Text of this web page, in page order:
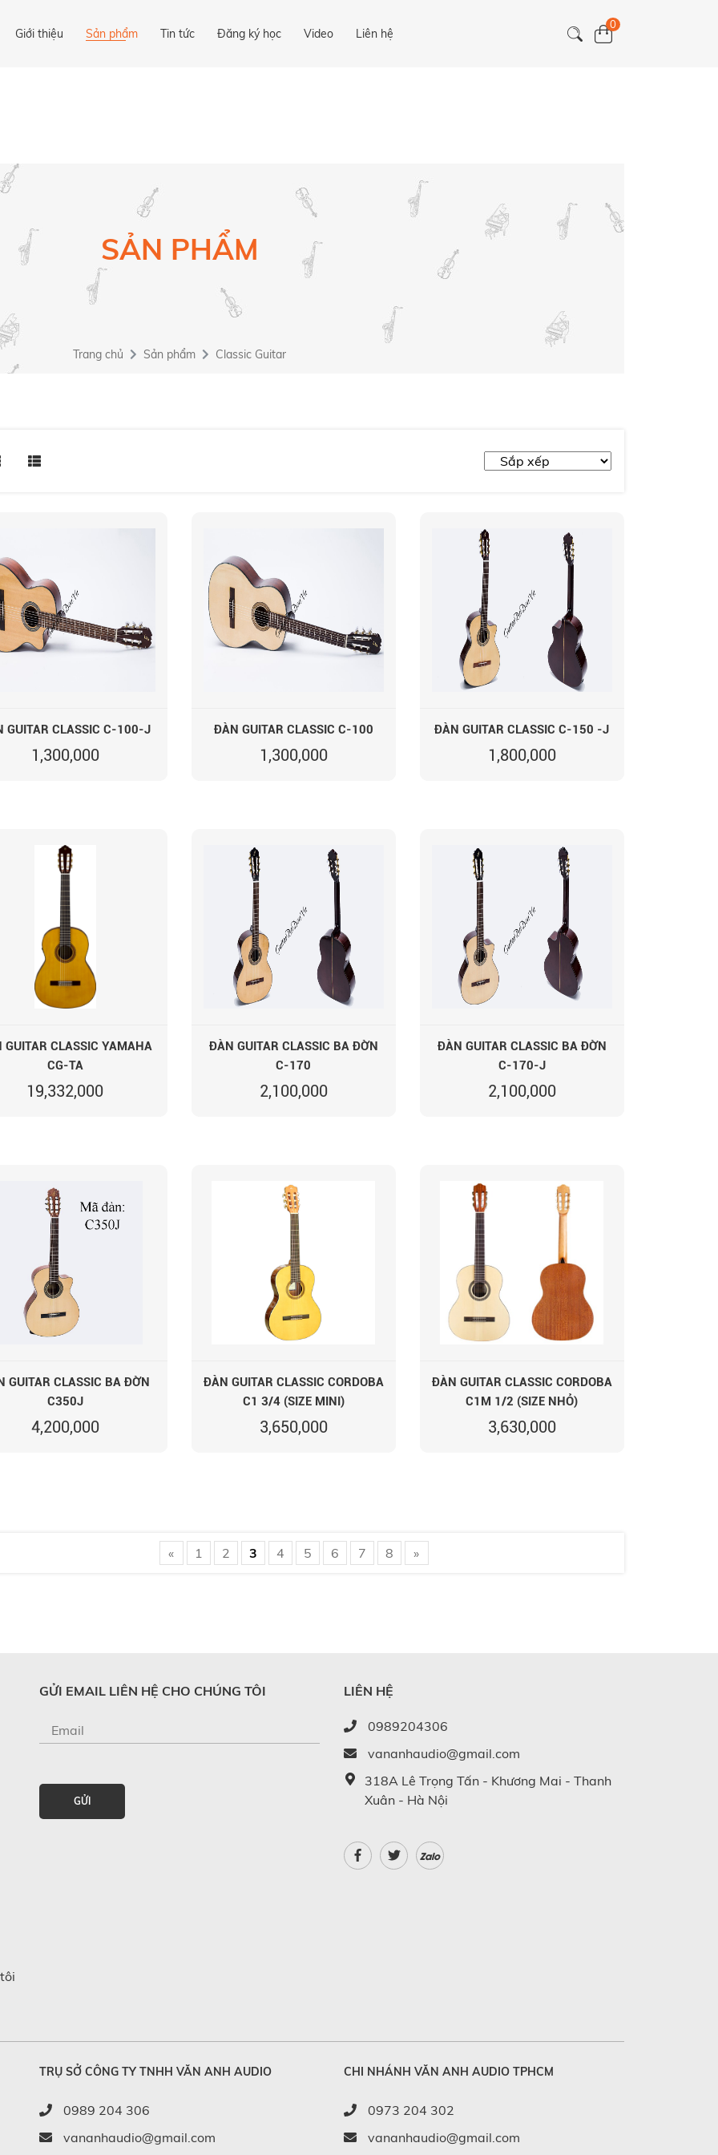
Giới thiệu Sản phẩm Tin tức Đăng ký học Video Liên hệ
0
SẢN PHẨM
Trang chủ Sản phẩm Classic Guitar
GUITAR CLASSIC C-100-J
1,300,000
ĐÀN GUITAR CLASSIC C-100
1,300,000
ĐÀN GUITAR CLASSIC C-150 -J
1,800,000
GUITAR CLASSIC YAMAHA
CG-TA
19,332,000
ĐÀN GUITAR CLASSIC BA ĐỜN
C-170
2,100,000
ĐÀN GUITAR CLASSIC BA ĐỜN
C-170-J
2,100,000
GUITAR CLASSIC BA ĐỜN
C350J
4,200,000
ĐÀN GUITAR CLASSIC CORDOBA
C1 3/4 (SIZE MINI)
3,650,000
ĐÀN GUITAR CLASSIC CORDOBA
C1M 1/2 (SIZE NHỎ)
3,630,000
« 1 2 3 4 5 6 7 8 »
GỬI EMAIL LIÊN HỆ CHO CHÚNG TÔI
GỬI
LIÊN HỆ
0989204306
vananhaudio@gmail.com
318A Lê Trọng Tấn - Khương Mai - Thanh
Xuân - Hà Nội
Zalo
TRỤ SỞ CÔNG TY TNHH VĂN ANH AUDIO
0989 204 306
vananhaudio@gmail.com
CHI NHÁNH VĂN ANH AUDIO TPHCM
0973 204 302
vananhaudio@gmail.com